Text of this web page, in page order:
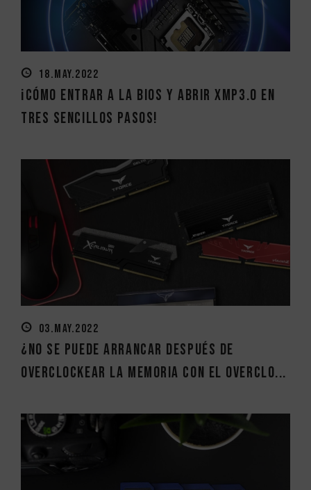
18.MAY.2022
¡Cómo entrar a la BIOS y abrir XMP3.0 en
tres sencillos pasos!
03.MAY.2022
¿No se puede arrancar después de
overclockear la memoria con el overclo...